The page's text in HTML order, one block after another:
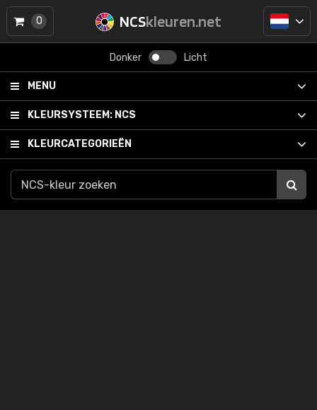
NCSkleuren.net
Donker Licht
MENU
KLEURSYSTEEM: NCS
KLEURCATEGORIEËN
0